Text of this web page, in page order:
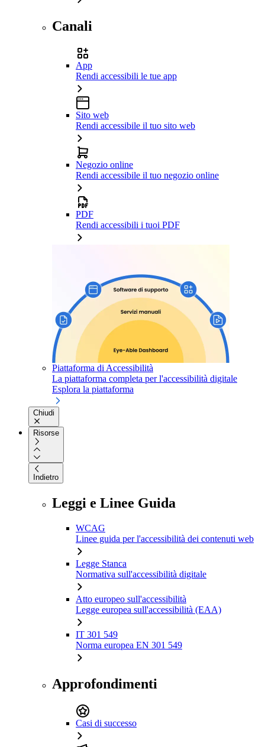
Canali
App
Rendi accessibili le tue app
Sito web
Rendi accessibile il tuo sito web
Negozio online
Rendi accessibile il tuo negozio online
PDF
Rendi accessibili i tuoi PDF
Piattaforma di Accessibilità
La piattaforma completa per l'accessibilità digitale
Esplora la piattaforma
Chiudi
Risorse
Indietro
Leggi e Linee Guida
WCAG
Linee guida per l'accessibilità dei contenuti web
Legge Stanca
Normativa sull'accessibilità digitale
Atto europeo sull'accessibilità
Legge europea sull'accessibilità (EAA)
IT 301 549
Norma europea EN 301 549
Approfondimenti
Casi di successo